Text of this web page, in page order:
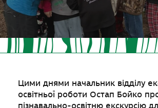
Цими днями начальник відділу
освітньої роботи Остап Бойко